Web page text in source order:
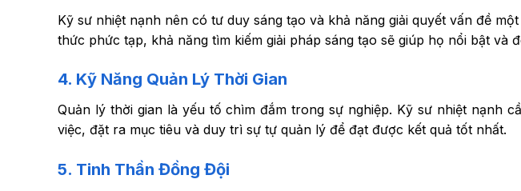
Kỹ sư nhiệt nạnh nên có tư duy sáng tạo và khả năng giải quyết vấn đề
thức phức tạp, khả năng tìm kiếm giải pháp sáng tạo sẽ giúp họ nổi bật và
4. Kỹ Năng Quản Lý Thời Gian
Quản lý thời gian là yếu tố chìm đắm trong sự nghiệp. Kỹ sư nhiệt nạnh
việc, đặt ra mục tiêu và duy trì sự tự quản lý để đạt được kết quả tốt nhất.
5. Tinh Thần Đồng Đội